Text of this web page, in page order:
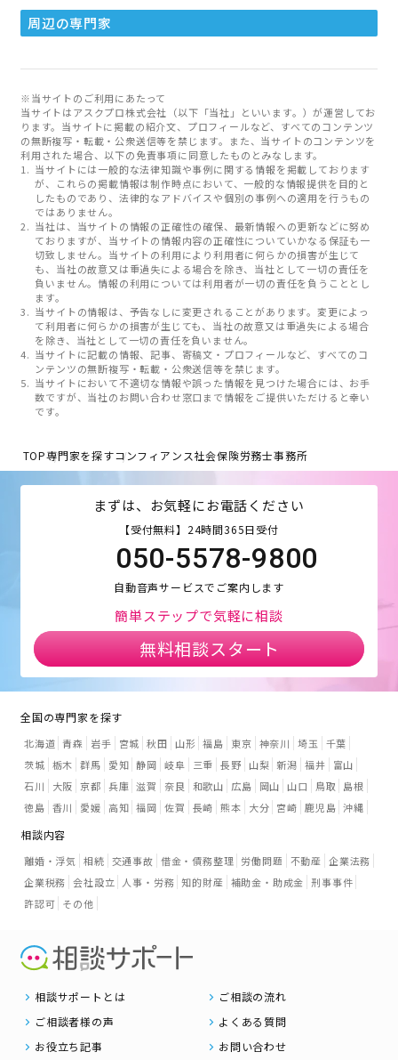
周辺の専門家
※当サイトのご利用にあたって
当サイトはアスクプロ株式会社（以下「当社」といいます。）が運営してお
ります。当サイトに掲載の紹介文、プロフィールなど、すべてのコンテンツ
の無断複写・転載・公衆送信等を禁じます。また、当サイトのコンテンツを
利用された場合、以下の免責事項に同意したものとみなします。
当サイトには一般的な法律知識や事例に関する情報を掲載しております
が、これらの掲載情報は制作時点において、一般的な情報提供を目的と
したものであり、法律的なアドバイスや個別の事例への適用を行うもの
ではありません。
当社は、当サイトの情報の正確性の確保、最新情報への更新などに努め
ておりますが、当サイトの情報内容の正確性についていかなる保証も一
切致しません。当サイトの利用により利用者に何らかの損害が生じて
も、当社の故意又は重過失による場合を除き、当社として一切の責任を
負いません。情報の利用については利用者が一切の責任を負うこととし
ます。
当サイトの情報は、予告なしに変更されることがあります。変更によっ
て利用者に何らかの損害が生じても、当社の故意又は重過失による場合
を除き、当社として一切の責任を負いません。
当サイトに記載の情報、記事、寄稿文・プロフィールなど、すべてのコ
ンテンツの無断複写・転載・公衆送信等を禁じます。
当サイトにおいて不適切な情報や誤った情報を見つけた場合には、お手
数ですが、当社のお問い合わせ窓口まで情報をご提供いただけると幸い
です。
TOP専門家を探すコンフィアンス社会保険労務士事務所
まずは、お気軽にお電話ください
【受付無料】24時間365日受付
050-5578-9800
自動音声サービスでご案内します
簡単ステップで気軽に相談
無料相談スタート
全国の専門家を探す
北海道 青森 岩手 宮城 秋田 山形 福島 東京 神奈川 埼玉
千葉
茨城 栃木 群馬 愛知 静岡 岐阜 三重 長野 山梨 新潟 福井
富山
石川
大阪 京都 兵庫 滋賀 奈良 和歌山 広島 岡山 山口 鳥取
島根
徳島 香川 愛媛 高知 福岡 佐賀 長崎 熊本 大分 宮崎 鹿児島 沖縄
相談内容
離婚・浮気 相続 交通事故 借金・債務整理 労働問題 不動産 企業法務
企業税務 会社設立 人事・労務 知的財産 補助金・助成金 刑事事件
許認可 その他
相談サポートとは
ご相談の流れ
ご相談者様の声
よくある質問
お役立ち記事
お問い合わせ